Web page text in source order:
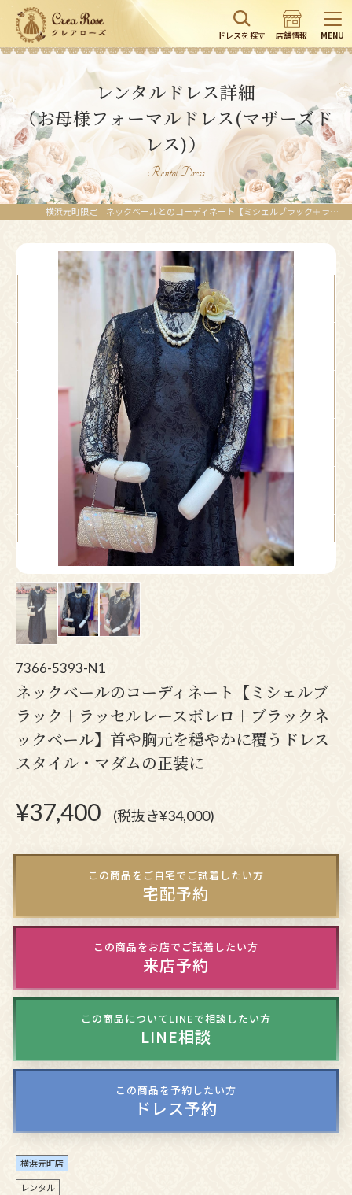
ドレスを探す 店舗情報 MENU
レンタルドレス詳細
（お母様フォーマルドレス(マザーズド
レス)）
Rental Dress
横浜元町限定 ネックベールとのコーディネート【ミシェルブラック＋ラッセルレースボレロ＋ブラックネックベール】首や胸元を穏やかに覆うドレススタイル・マダムの正装に
7366-5393-N1
ネックベールのコーディネート【ミシェルブ
ラック＋ラッセルレースボレロ＋ブラックネ
ックベール】首や胸元を穏やかに覆うドレス
スタイル・マダムの正装に
¥37,400 (税抜き¥34,000)
この商品をご自宅でご試着したい方
宅配予約
この商品をお店でご試着したい方
来店予約
この商品についてLINEで相談したい方
LINE相談
この商品を予約したい方
ドレス予約
横浜元町店
レンタル